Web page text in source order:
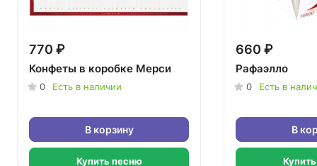
770 ₽
Конфеты в коробке Мерси
0 Есть в наличии
В корзину
Купить песню
660 ₽
Рафаэлло
0 Есть в
В